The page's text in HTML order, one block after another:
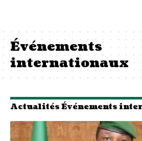
Événements
internationaux
Actualités Événements